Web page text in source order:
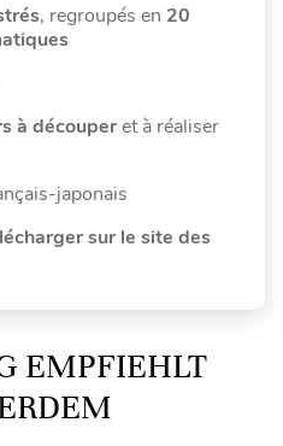
, regroupés en 20
à découperet à réaliser
japonais
sur le site des
EMPFIEHLT